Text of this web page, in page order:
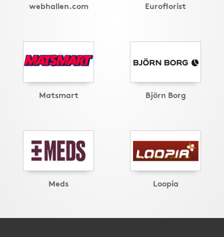
webhallen.com Euroflorist
Matsmart Björn Borg
Meds Loopia